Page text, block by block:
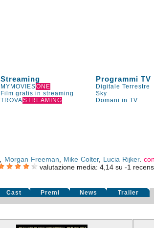
Streaming Programmi TV
MYMOVIESONE Digitale Terrestre
Film gratis in streaming Sky
TROVASTREAMING Domani in TV
Morgan Freeman Mike Colter, Lucia Rijker.
valutazione media: 4,14 su -1
Cast Premi News Trailer